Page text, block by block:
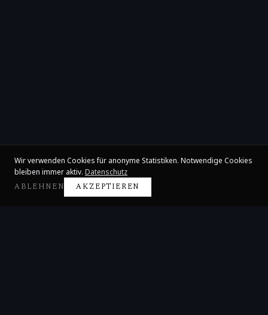
Wir verwenden Cookies für anonyme Statistiken. Notwendige Cookies
bleiben immer aktiv. Datenschutz
ABLEHNEN AKZEPTIEREN